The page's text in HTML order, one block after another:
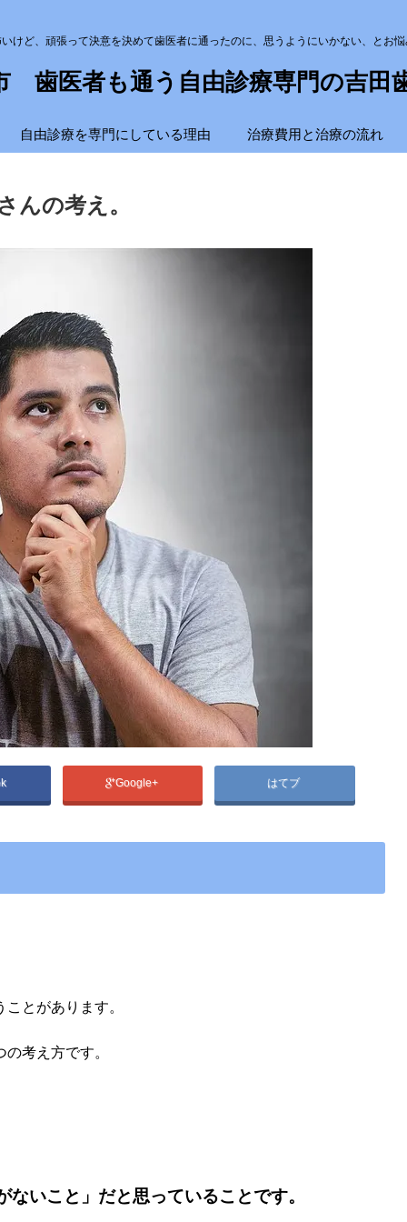
けど、頑張って決意を決めて歯医者に通ったのに、思うようにいかない、とお
歯医者も通う自由診療専門の吉田
自由診療を専門にしている理由 治療費用と治療の流れ
んの考え。
Google+ はてブ
とがあります。
考え方です。
いこと」だと思っていることです。